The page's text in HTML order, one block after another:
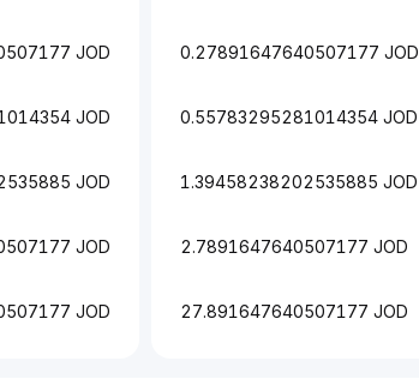
JOD
JOD
JOD
JOD
JOD
0.27891647640507177 JOD
0.55783295281014354 JOD
1.39458238202535885 JOD
2.7891647640507177 JOD
27.891647640507177 JOD